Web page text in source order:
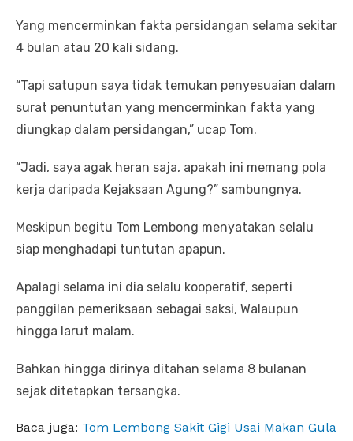
Yang mencerminkan fakta persidangan selama sekitar
4 bulan atau 20 kali sidang.
“Tapi satupun saya tidak temukan penyesuaian dalam
surat penuntutan yang mencerminkan fakta yang
diungkap dalam persidangan,” ucap Tom.
“Jadi, saya agak heran saja, apakah ini memang pola
kerja daripada Kejaksaan Agung?” sambungnya.
Meskipun begitu Tom Lembong menyatakan selalu
siap menghadapi tuntutan apapun.
Apalagi selama ini dia selalu kooperatif, seperti
panggilan pemeriksaan sebagai saksi, Walaupun
hingga larut malam.
Bahkan hingga dirinya ditahan selama 8 bulanan
sejak ditetapkan tersangka.
Baca juga: Tom Lembong Sakit Gigi Usai Makan Gula